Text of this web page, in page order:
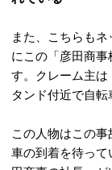
また、こちらも
にこの「彦田商
す。クレーム主
タンド付近で自転
この人物はこの
車の到着を待っ